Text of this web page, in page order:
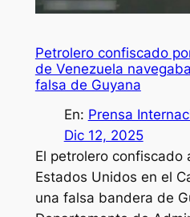
Petrolero confiscado
de Venezuela
falsa de Guyana
En: Prensa
Dic 12, 2025
El petrolero confiscado
Estados Unidos en el
una falsa bandera de